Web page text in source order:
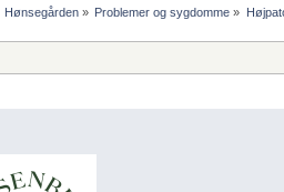
Hønsegården» Problemer og sygdomme »